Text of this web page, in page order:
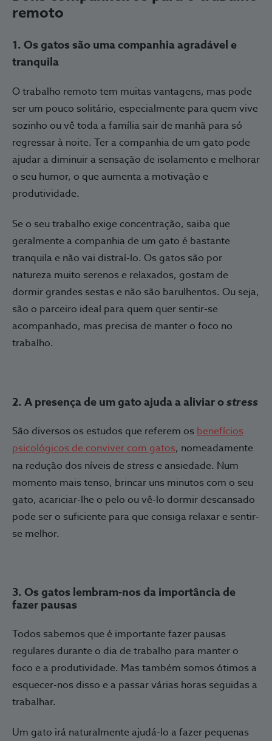
remoto
1. Os gatos são uma companhia agradável e
tranquila
O trabalho remoto tem muitas vantagens, mas pode
ser um pouco solitário, especialmente para quem vive
sozinho ou vê toda a família sair de manhã para só
regressar à noite. Ter a companhia de um gato pode
ajudar a diminuir a sensação de isolamento e melhorar
o seu humor, o que aumenta a motivação e
produtividade.
Se o seu trabalho exige concentração, saiba que
geralmente a companhia de um gato é bastante
tranquila e não vai distraí-lo. Os gatos são por
natureza muito serenos e relaxados, gostam de
dormir grandes sestas e não são barulhentos. Ou seja,
são o parceiro ideal para quem quer sentir-se
acompanhado, mas precisa de manter o foco no
trabalho.
2. A presença de um gato ajuda a aliviar ostress
São diversos os estudos que referem os benefícios
psicológicos de conviver com gatos, nomeadamente
na redução dos níveis de stress e ansiedade. Num
momento mais tenso, brincar uns minutos com o seu
gato, acariciar-lhe o pelo ou vê-lo dormir descansado
pode ser o suficiente para que consiga relaxar e sentir-
se melhor.
3. Os gatos lembram-nos da importância de
fazer pausas
Todos sabemos que é importante fazer pausas
regulares durante o dia de trabalho para manter o
foco e a produtividade. Mas também somos ótimos a
esquecer-nos disso e a passar várias horas seguidas a
trabalhar.
Um gato irá naturalmente ajudá-lo a fazer pequenas